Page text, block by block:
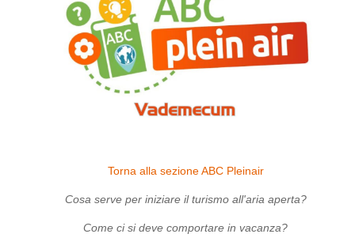
Torna alla sezione ABC Pleinair
Cosa serve per iniziare il turismo all'aria aperta?
Come ci si deve comportare in vacanza?